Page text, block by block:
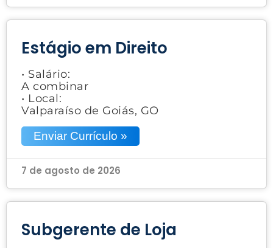
Estágio em Direito
• Salário:
A combinar
• Local:
Valparaíso de Goiás, GO
Enviar Currículo »
7 de agosto de 2026
Subgerente de Loja